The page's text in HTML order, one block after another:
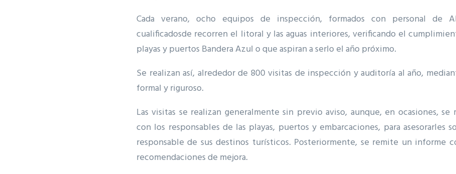
Cada verano, ocho equipos de inspección, formados con personal de
cualificadosde recorren el litoral y las aguas interiores, verificando el
playas y puertos Bandera Azul o que aspiran a serlo el año próximo.
Se realizan así, alrededor de 800 visitas de inspección y auditoría al año,
formal y riguroso.
Las visitas se realizan generalmente sin previo aviso, aunque, en ocasiones,
con los responsables de las playas, puertos y embarcaciones, para asesorarles
responsable de sus destinos turísticos. Posteriormente, se remite un informe
recomendaciones de mejora.